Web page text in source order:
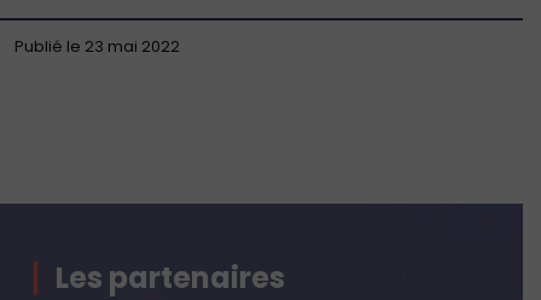
Publié le 23 mai 2022
Les partenaires